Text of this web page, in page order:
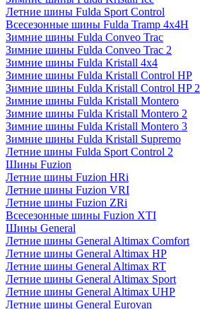
Летние шины Fulda Sport Control
Всесезонные шины Fulda Tramp 4x4H
Зимние шины Fulda Conveo Trac
Зимние шины Fulda Conveo Trac 2
Зимние шины Fulda Kristall 4x4
Зимние шины Fulda Kristall Control HP
Зимние шины Fulda Kristall Control HP 2
Зимние шины Fulda Kristall Montero
Зимние шины Fulda Kristall Montero 2
Зимние шины Fulda Kristall Montero 3
Зимние шины Fulda Kristall Supremo
Летние шины Fulda Sport Control 2
Шины Fuzion
Летние шины Fuzion HRi
Летние шины Fuzion VRI
Летние шины Fuzion ZRi
Всесезонные шины Fuzion XTI
Шины General
Летние шины General Altimax Comfort
Летние шины General Altimax HP
Летние шины General Altimax RT
Летние шины General Altimax Sport
Летние шины General Altimax UHP
Летние шины General Eurovan